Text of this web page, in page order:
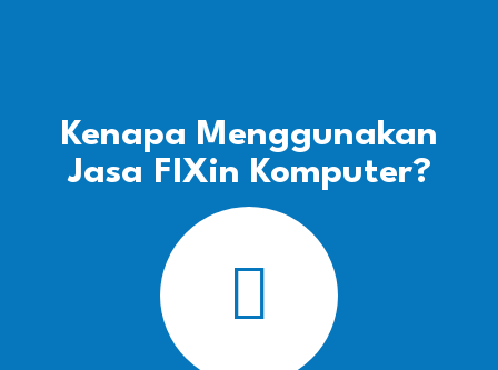
Kenapa Menggunakan
Jasa FIXin Komputer?